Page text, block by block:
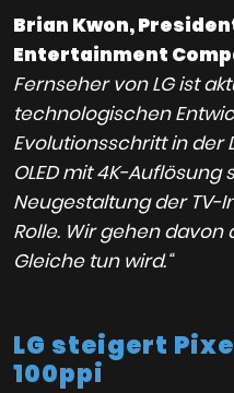
Brian Kwon,
Entertainment
Fernseher von LG ist
technologischen
Evolutionsschritt in der
OLED mit 4K-Auflösung
Neugestaltung der TV-
Rolle. Wir gehen davon
Gleiche tun wird.“
LG steigert
100ppi